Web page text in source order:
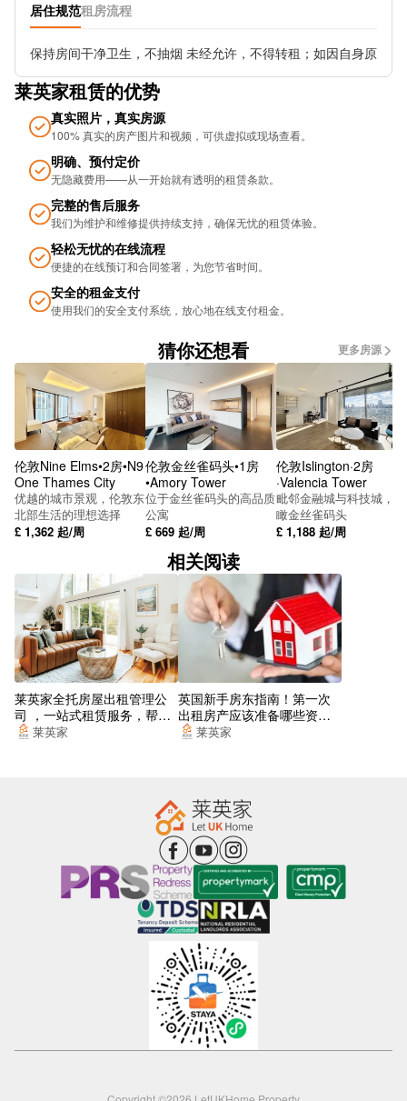
居住规范租房流程
保持房间干净卫生，不抽烟 未经允许，不得转租；如因自身原因
莱英家租赁的优势
真实照片，真实房源
100% 真实的房产图片和视频，可供虚拟或现场查看。
明确、预付定价
无隐藏费用——从一开始就有透明的租赁条款。
完整的售后服务
我们为维护和维修提供持续支持，确保无忧的租​​赁体验。
轻松无忧的在线流程
便捷的在线预订和合同签署，为您节省时间。
安全的租金支付
使用我们的安全支付系统，放心地在线支付租金。
猜你还想看 更多房源
伦敦Nine Elms•2房•N9
One Thames City
优越的城市景观，伦敦东
北部生活的理想选择
£ 1,362 起/周
伦敦金丝雀码头•1房
•Amory Tower
位于金丝雀码头的高品质
公寓
£ 669 起/周
伦敦Islington·2房
·Valencia Tower
毗邻金融城与科技城，俯
瞰金丝雀码头
£ 1,188 起/周
相关阅读
莱英家全托房屋出租管理公
司 ，一站式租赁服务，帮你
找到梦想的居所
莱英家
英国新手房东指南！第一次
出租房产应该准备哪些资
料？莱英家